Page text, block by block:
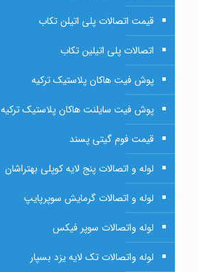
قیمت اتصالات پلی اتیلن تکاب
اتصالات پلی اتیلین تکاب
پوش فیت هاکان پلاستیک ترکیه
پوش فیت سایلنت هاکان پلاستیک ترکیه
قیمت فوم گیتی پسند
لوله و اتصالات پنج لایه کوپلی بهتراشان
لوله و اتصالات گرمایش سوپرپایپ
لوله واتصالات سوپر فیکس
لوله واتصالات تک لایه یزد بسپار